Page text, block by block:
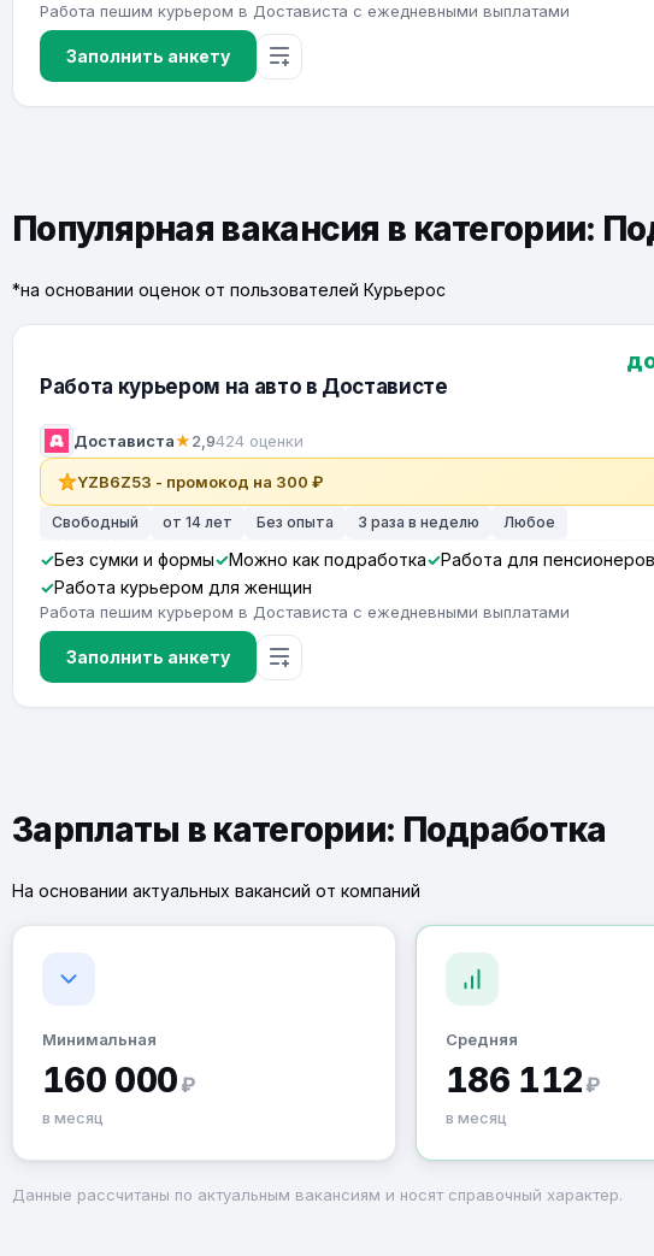
Работа пешим курьером в Достависта с ежедневными выплатами
Заполнить анкету
Популярная вакансия в категории:
*на основании оценок от пользователей Курьерос
Работа курьером на авто в Достависте
Достависта★2,9424 оценки
YZB6Z53 - промокод на 300 ₽
Свободный от 14 лет Без опыта 3 раза в неделю Любое
Без сумки и формы Можно как подработка
Работа для пенсионеров
Работа курьером для женщин
Работа пешим курьером в Достависта с ежедневными выплатами
Заполнить анкету
Зарплаты в категории: Подработка
На основании актуальных вакансий от компаний
Минимальная
160 000 ₽
в месяц
Средняя
186 112 ₽
в месяц
Данные рассчитаны по актуальным вакансиям и носят справочный характер.